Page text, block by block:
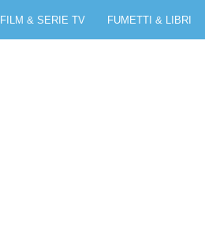
FILM & SERIE TV FUMETTI & LIBRI